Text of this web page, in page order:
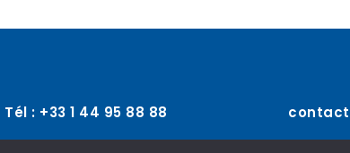
Tél : +33 1 44 95 88 88